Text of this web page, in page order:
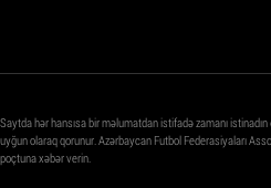
Saytda hər hansısa bir məlumatdan istifadə zamanı
uyğun olaraq qorunur. Azərbaycan Futbol Federasiyaları
poçtuna xəbər verin.